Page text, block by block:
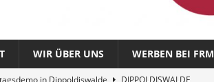
WIR ÜBER UNS WERBEN BEI FRM
in Dippoldiswalde
DIPPOLDISWALDE